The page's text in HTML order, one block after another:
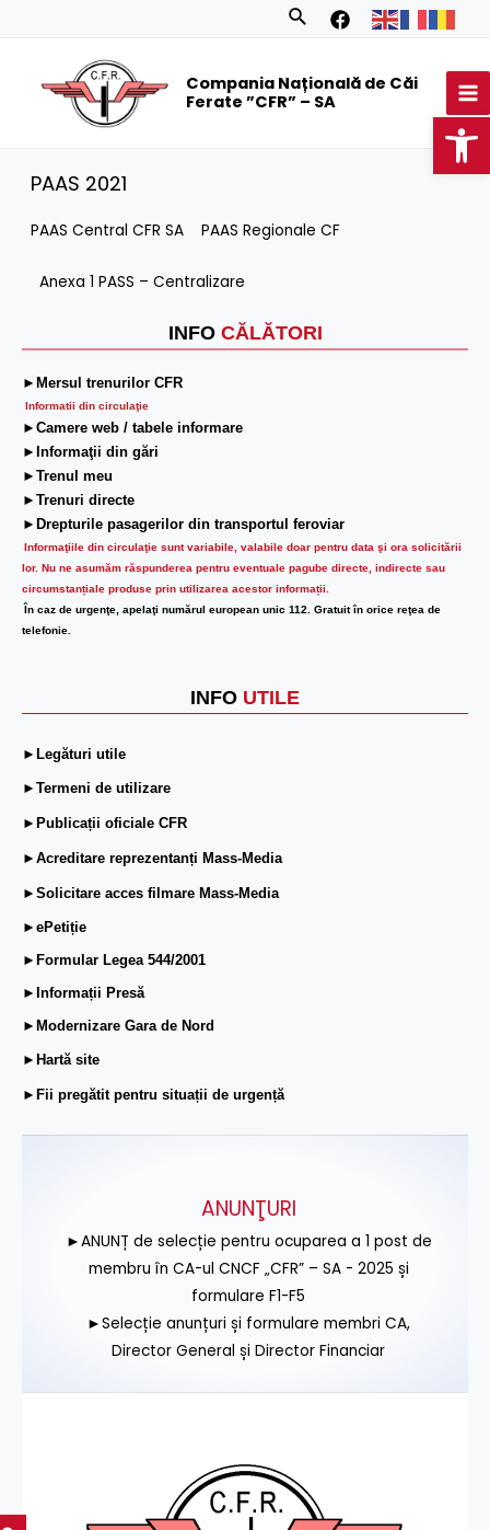
Search
Compania Națională de Căi
Ferate ”CFR” – SA
INFO CĂLĂTORI
►Mersul trenurilor CFR
Informatii din circulaţie
►Camere web / tabele informare
►Informaţii din gări
►Trenul meu
►Trenuri directe
►Drepturile pasagerilor din transportul feroviar
Informaţiile din circulaţie sunt variabile, valabile doar pentru data şi ora solicitării
lor. Nu ne asumăm răspunderea pentru eventuale pagube directe, indirecte sau
circumstanțiale produse prin utilizarea acestor informații.
În caz de urgenţe, apelaţi numărul european unic 112. Gratuit în orice reţea de
telefonie.
INFO UTILE
►Legături utile
►Termeni de utilizare
►Publicații oficiale CFR
►Acreditare reprezentanți Mass-Media
►Solicitare acces filmare Mass-Media
►ePetiție
►Formular Legea 544/2001
►Informații Presă
►Modernizare Gara de Nord
►Hartă site
►Fii pregătit pentru situații de urgență
PAAS 2021
PAAS Central CFR SA PAAS Regionale CF
Anexa 1 PASS – Centralizare
ANUNŢURI
►ANUNȚ de selecție pentru ocuparea a 1 post de
membru în CA-ul CNCF „CFR” – SA - 2025 și
formulare F1-F5
►Selecție anunțuri și formulare membri CA,
Director General și Director Financiar